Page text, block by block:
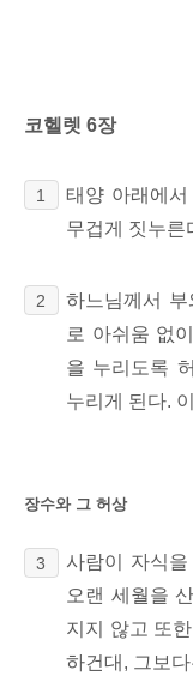
코헬렛 6장
1
태양 아래에
무겁게 짓누른
2
하느님께서
로 아쉬움 없
을 누리도록
누리게 된다.
장수와 그 허상
3 사람이 자식을
오랜 세월을
지지 않고 또
하건대, 그보